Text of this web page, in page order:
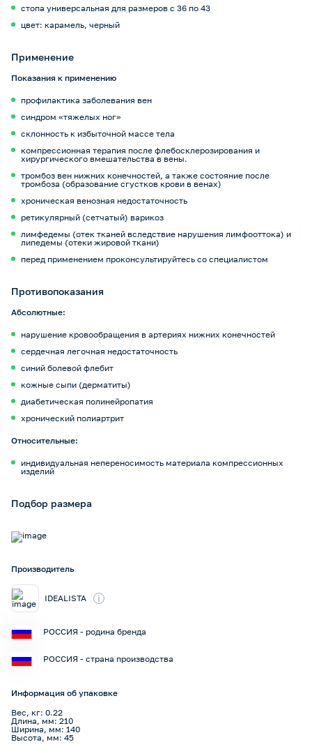
стопа универсальная для размеров с 36 по 43
цвет: карамель, черный
Применение
Показания к применению
профилактика заболевания вен
синдром «тяжелых ног»
склонность к избыточной массе тела
компрессионная терапия после флебосклерозирования и
хирургического вмешательства в вены.
тромбоз вен нижних конечностей, а также состояние после
тромбоза (образование сгустков крови в венах)
хроническая венозная недостаточность
ретикулярный (сетчатый) варикоз
лимфедемы (отек тканей вследствие нарушения лимфооттока) и
липедемы (отеки жировой ткани)
перед применением проконсультируйтесь со специалистом
Противопоказания
Абсолютные:
нарушение кровообращения в артериях нижних конечностей
сердечная легочная недостаточность
синий болевой флебит
кожные сыпи (дерматиты)
диабетическая полинейропатия
хронический полиартрит
Относительные:
индивидуальная непереносимость материала компрессионных
изделий
Подбор размера
Производитель
IDEALISTA i
РОССИЯ - родина бренда
РОССИЯ - страна производства
Информация об упаковке
Вес, кг: 0.22
Длина, мм: 210
Ширина, мм: 140
Высота, мм: 45